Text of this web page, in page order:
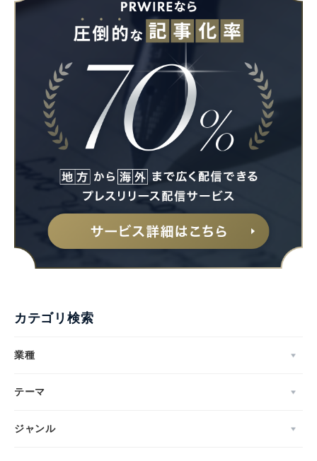
カテゴリ検索
業種
テーマ
ジャンル